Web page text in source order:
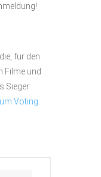
für den
Filme und
Sieger
Voting